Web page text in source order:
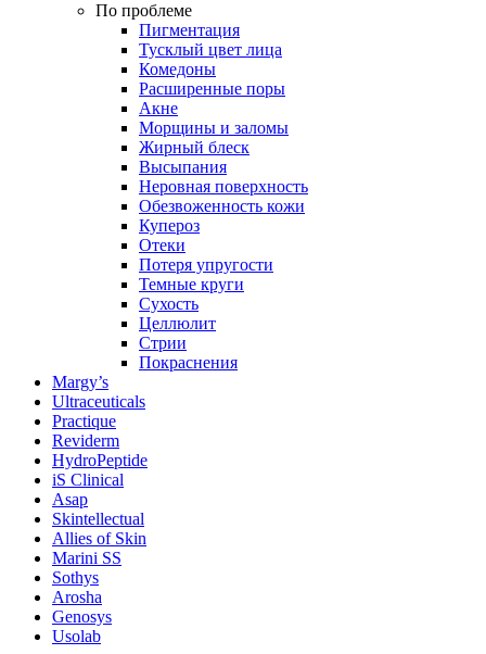
По проблеме
Пигментация
Тусклый цвет лица
Комедоны
Расширенные поры
Акне
Морщины и заломы
Жирный блеск
Высыпания
Неровная поверхность
Обезвоженность кожи
Купероз
Отеки
Потеря упругости
Темные круги
Сухость
Целлюлит
Стрии
Покраснения
Margy’s
Ultraceuticals
Practique
Reviderm
HydroPeptide
iS Clinical
Asap
Skintellectual
Allies of Skin
Marini SS
Sothys
Arosha
Genosys
Usolab